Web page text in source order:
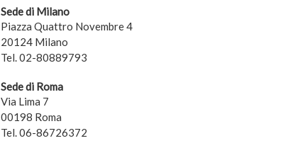
Sede di Milano
Piazza Quattro Novembre 4
20124 Milano
Tel. 02-80889793
Sede di Roma
Via Lima 7
00198 Roma
Tel. 06-86726372